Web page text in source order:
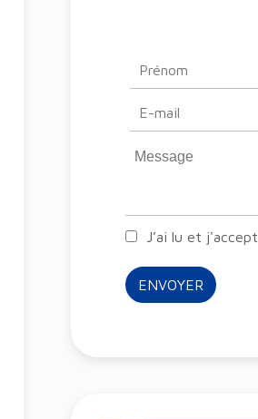
J’ai lu et
ENVOYER